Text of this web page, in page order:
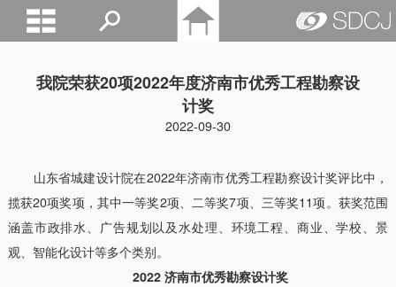
我院荣获20项2022年度济南市优秀工程勘察设
计奖
2022-09-30
山东省城建设计院在2022年济南市优秀工程勘察设计奖评比中，
揽获20项奖项，其中一等奖2项、二等奖7项、三等奖11项。获奖范围
涵盖市政排水、广告规划以及水处理、环境工程、商业、学校、景
观、智能化设计等多个类别。
2022 济南市优秀勘察设计奖